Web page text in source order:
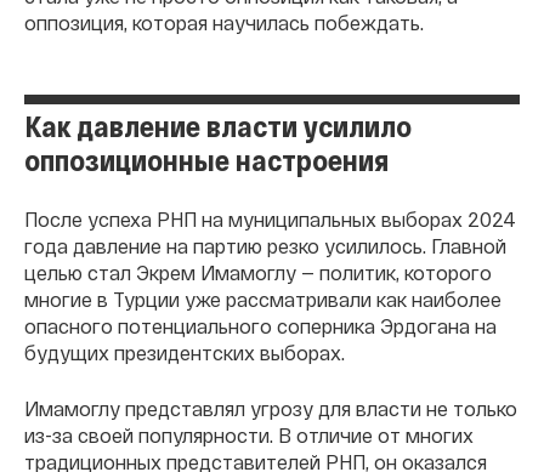
оппозиция, которая научилась побеждать.
Как давление власти усилило
оппозиционные настроения
После успеха РНП на муниципальных выборах 2024
года давление на партию резко усилилось. Главной
целью стал Экрем Имамоглу — политик, которого
многие в Турции уже рассматривали как наиболее
опасного потенциального соперника Эрдогана на
будущих президентских выборах.
Имамоглу представлял угрозу для власти не только
из-за своей популярности. В отличие от многих
традиционных представителей РНП, он оказался